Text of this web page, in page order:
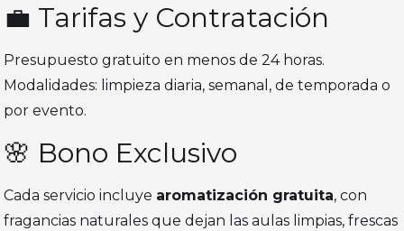
💼 Tarifas y Contratación
Presupuesto gratuito en menos de 24 horas.
Modalidades: limpieza diaria, semanal, de temporada o
por evento.
🌸 Bono Exclusivo
Cada servicio incluye aromatización gratuita, con
fragancias naturales que dejan las aulas limpias, frescas